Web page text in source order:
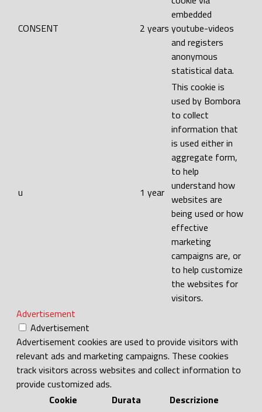
CONSENT 2 years
embedded
youtube-videos
and registers
anonymous
statistical data.
u 1 year
This cookie is
used by Bombora
to collect
information that
is used either in
aggregate form,
to help
understand how
websites are
being used or how
effective
marketing
campaigns are, or
to help customize
the websites for
visitors.
Advertisement
Advertisement
Advertisement cookies are used to provide visitors with
relevant ads and marketing campaigns. These cookies
track visitors across websites and collect information to
provide customized ads.
Cookie
Durata
Descrizione